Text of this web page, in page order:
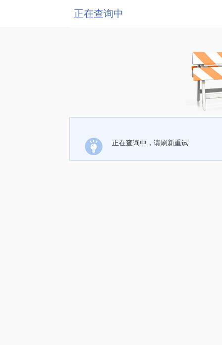
正在查询中
正在查询中，请刷新重试